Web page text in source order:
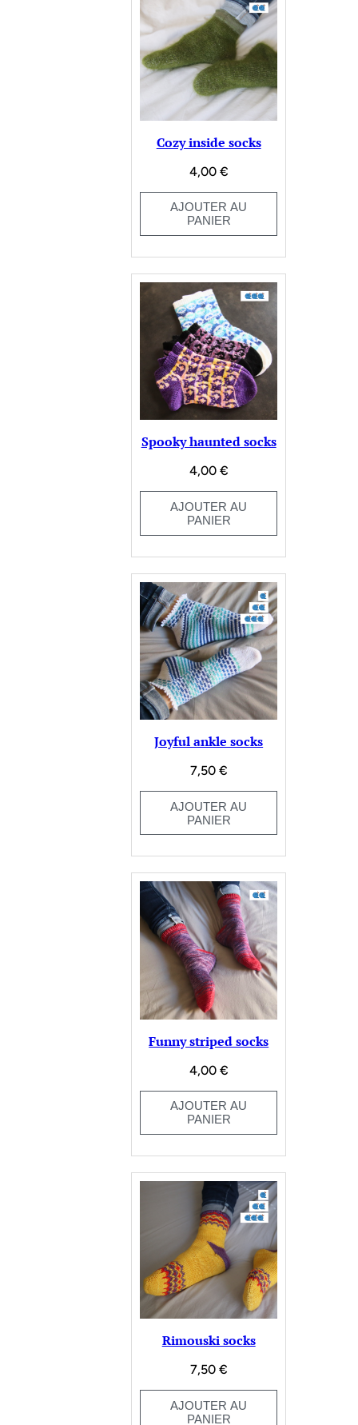
Cozy inside socks
4,00 €
AJOUTER AU
PANIER
Spooky haunted socks
4,00 €
AJOUTER AU
PANIER
Joyful ankle socks
7,50 €
AJOUTER AU
PANIER
Funny striped socks
4,00 €
AJOUTER AU
PANIER
Rimouski socks
7,50 €
AJOUTER AU
PANIER